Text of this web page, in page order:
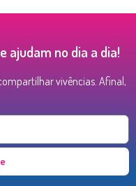
ajudam no dia a dia!
vivências. Afinal,